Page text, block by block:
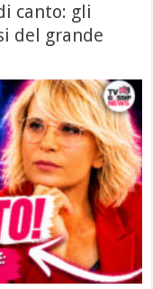
canto: gli
del grande